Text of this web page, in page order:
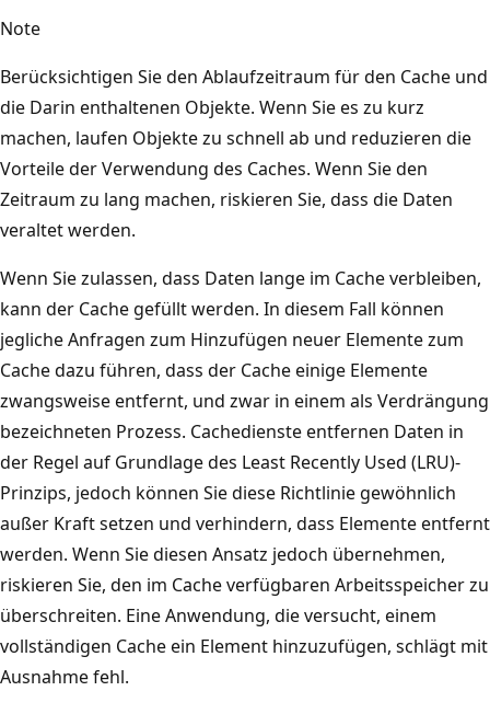
a
z
A
,
u
n
d
n
t
e
n
l
i
n
k
s
b
e
f
n
h
e
K
a
e
n
m
i
t
d
e
r
B
e
s
c
h
r
Note
Berücksichtigen Sie den Ablaufzeitraum für den Cache und
die Darin enthaltenen Objekte. Wenn Sie es zu kurz
machen, laufen Objekte zu schnell ab und reduzieren die
Vorteile der Verwendung des Caches. Wenn Sie den
Zeitraum zu lang machen, riskieren Sie, dass die Daten
veraltet werden.
Wenn Sie zulassen, dass Daten lange im Cache verbleiben,
kann der Cache gefüllt werden. In diesem Fall können
jegliche Anfragen zum Hinzufügen neuer Elemente zum
Cache dazu führen, dass der Cache einige Elemente
zwangsweise entfernt, und zwar in einem als Verdrängung
bezeichneten Prozess. Cachedienste entfernen Daten in
der Regel auf Grundlage des Least Recently Used (LRU)-
Prinzips, jedoch können Sie diese Richtlinie gewöhnlich
außer Kraft setzen und verhindern, dass Elemente entfernt
werden. Wenn Sie diesen Ansatz jedoch übernehmen,
riskieren Sie, den im Cache verfügbaren Arbeitsspeicher zu
überschreiten. Eine Anwendung, die versucht, einem
vollständigen Cache ein Element hinzuzufügen, schlägt mit
Ausnahme fehl.